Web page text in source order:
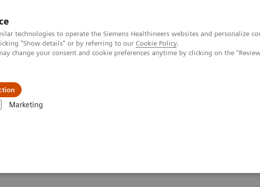
technologies to operate the Siemens Healthineers websites and personalize
"Show details" or by referring to our Cookie Policy.
change your consent and cookie preferences anytime by clicking on the
Marketing
Über uns
Antikörper-